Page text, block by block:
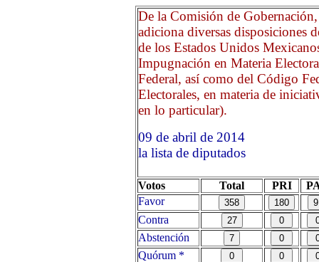
De la Comisión de
adiciona diversas disposiciones
de los Estados Unidos
Impugnación en Materia
Federal, así como del Código
Electorales, en materia de
en lo particular).
09 de abril de 2014
la lista de diputados
Votos Total PRI
Favor
Contra
Abstención
Quórum *